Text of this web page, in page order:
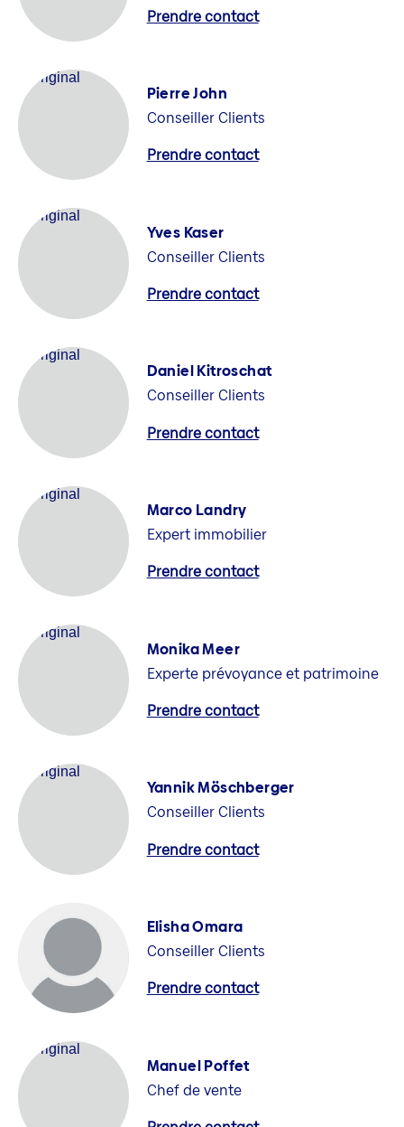
Prendre contact
Pierre John
Conseiller Clients
Prendre contact
Yves Kaser
Conseiller Clients
Prendre contact
Daniel Kitroschat
Conseiller Clients
Prendre contact
Marco Landry
Expert immobilier
Prendre contact
Monika Meer
Experte prévoyance et patrimoine
Prendre contact
Yannik Möschberger
Conseiller Clients
Prendre contact
Elisha Omara
Conseiller Clients
Prendre contact
Manuel Poffet
Chef de vente